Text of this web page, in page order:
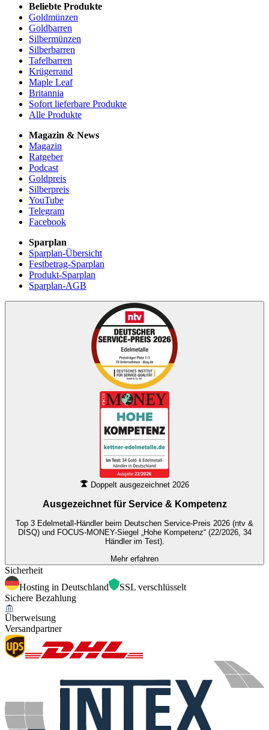
Beliebte Produkte
Goldmünzen
Goldbarren
Silbermünzen
Silberbarren
Tafelbarren
Krügerrand
Maple Leaf
Britannia
Sofort lieferbare Produkte
Alle Produkte
Magazin & News
Magazin
Ratgeber
Podcast
Goldpreis
Silberpreis
YouTube
Telegram
Facebook
Sparplan
Sparplan-Übersicht
Festbetrag-Sparplan
Produkt-Sparplan
Sparplan-AGB
Doppelt ausgezeichnet 2026
Ausgezeichnet für Service & Kompetenz
Top 3 Edelmetall-Händler beim Deutschen Service-Preis 2026 (ntv &
DISQ) und FOCUS-MONEY-Siegel „Hohe Kompetenz“ (22/2026, 34
Händler im Test).
Mehr erfahren
Sicherheit
Hosting in Deutschland
SSL verschlüsselt
Sichere Bezahlung
Überweisung
Versandpartner